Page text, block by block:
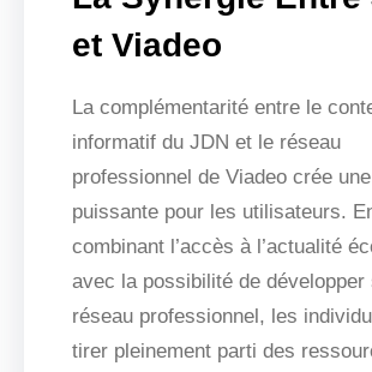
et Viadeo
La complémentarité entre le
informatif du JDN et le réseau
professionnel de Viadeo crée
puissante pour les utilisateurs.
combinant l’accès à l’actualité
avec la possibilité de développer
réseau professionnel, les
tirer pleinement parti des